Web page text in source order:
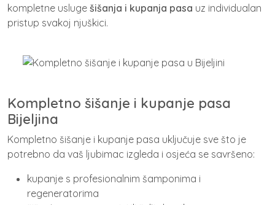
kompletne usluge šišanja i kupanja pasa uz individualan
pristup svakoj njuškici.
Kompletno šišanje i kupanje pasa
Bijeljina
Kompletno šišanje i kupanje pasa uključuje sve što je
potrebno da vaš ljubimac izgleda i osjeća se savršeno:
kupanje s profesionalnim šamponima i
regeneratorima